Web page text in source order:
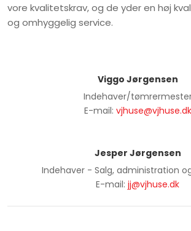
vore kvalitetskrav, og de yder en høj
og omhyggelig service.​
Viggo Jørgensen
Indehaver/
E-mail: vjhuse@vjhuse.dk
Jesper Jørgensen
Indehaver - Salg, administration
E-mail: jj@vjhuse.dk